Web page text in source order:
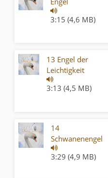
3:15 (4,6 MB)
13 Engel der
Leichtigkeit
3:13 (4,5 MB)
14
Schwanenengel
3:29 (4,9 MB)